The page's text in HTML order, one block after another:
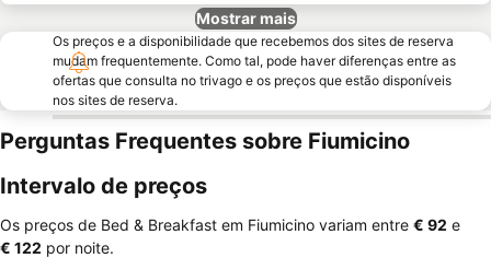
Mostrar mais
Os preços e a disponibilidade que recebemos dos sites de reserva
mudam frequentemente. Como tal, pode haver diferenças entre as
ofertas que consulta no trivago e os preços que estão disponíveis
nos sites de reserva.
Perguntas Frequentes sobre Fiumicino
Intervalo de preços
Os preços de Bed & Breakfast em Fiumicino variam entre ‎€ 92 e
‎€ 122 por noite.